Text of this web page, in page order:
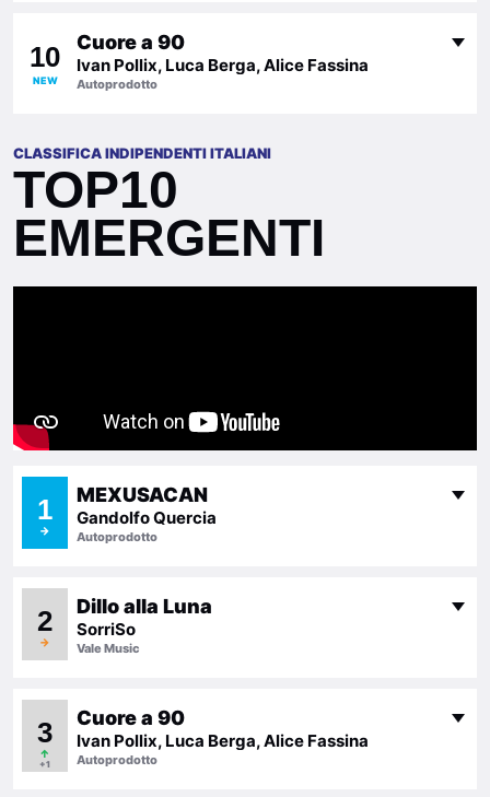
10 Cuore a 90
Ivan Pollix, Luca Berga, Alice Fassina
Autoprodotto
NEW
CLASSIFICA INDIPENDENTI ITALIANI
TOP10
EMERGENTI
1 MEXUSACAN
Gandolfo Quercia
Autoprodotto
→
2 Dillo alla Luna
SorriSo
Vale Music
→
3 Cuore a 90
Ivan Pollix, Luca Berga, Alice Fassina
Autoprodotto
↑
+1